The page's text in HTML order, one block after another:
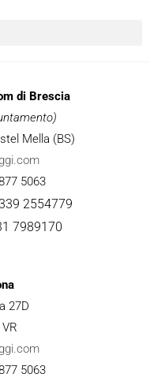
di Brescia
Mella (BS)
5063
2554779
7989170
27D
5063